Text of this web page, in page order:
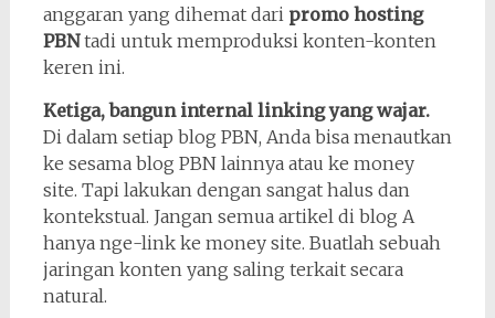
anggaran yang dihemat dari promo hosting
PBNtadi untuk memproduksi konten-konten
keren ini.
Ketiga, bangun internal linking yang wajar.
Di dalam setiap blog PBN, Anda bisa menautkan
ke sesama blog PBN lainnya atau ke money
site. Tapi lakukan dengan sangat halus dan
kontekstual. Jangan semua artikel di blog A
hanya nge-link ke money site. Buatlah sebuah
jaringan konten yang saling terkait secara
natural.